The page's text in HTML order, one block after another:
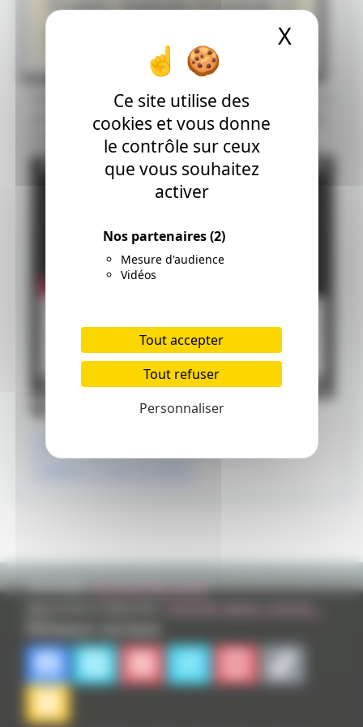
Ce site utilise des
cookies et vous donne
le contrôle sur ceux
que vous souhaitez
activer
Nos partenaires(2)
Mesure d'audience
Vidéos
Tout accepter
Tout refuser
Personnaliser
X
Trailer Saison 3 partie 2
de L'Attaque Des Titans
Publié le 2019-02-03 23:00:00
Hello les amis ! Découvrez le trailer de la saison 3
partie 2 de l'animé L'Attaque Des Titans. La série
sera diffusée en avril 2019.
TVHLAND:Qui sommes nous?